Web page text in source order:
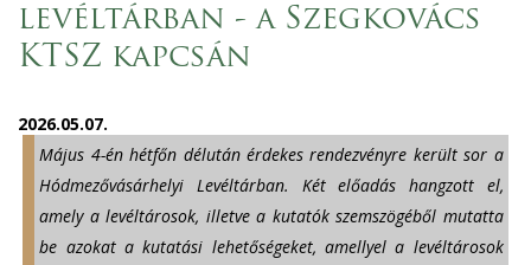
levéltárban - a Szegkovács
KTSZ kapcsán
2026.05.07.
Május 4-én hétfőn délután érdekes rendezvényre került sor a
Hódmezővásárhelyi Levéltárban. Két előadás hangzott el,
amely a levéltárosok, illetve a kutatók szemszögéből mutatta
be azokat a kutatási lehetőségeket, amellyel a levéltárosok